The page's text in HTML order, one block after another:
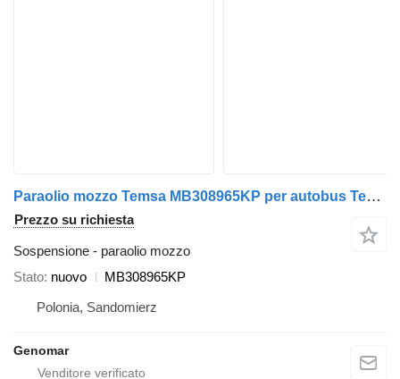
Paraolio mozzo Temsa MB308965KP per autobus Temsa Prestij
Prezzo su richiesta
Sospensione - paraolio mozzo
Stato nuovo
MB308965KP
Polonia, Sandomierz
Genomar